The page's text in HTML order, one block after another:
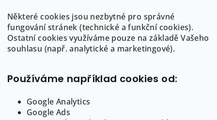
Některé cookies jsou nezbytné pro správné
fungování stránek (technické a funkční cookies).
Ostatní cookies využíváme pouze na základě Vašeho
souhlasu (např. analytické a marketingové).
Používáme například cookies od:
Google Analytics
Google Ads
p
a
Kontakt
info@auree.cz
722 21 21 92